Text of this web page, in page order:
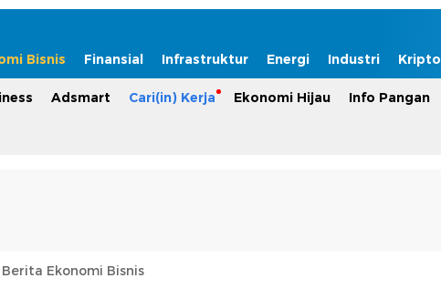
Bisnis Finansial Infrastruktur Energi Industri Kripto
Adsmart Cari(in) Kerja Ekonomi Hijau Info Pangan
Berita Ekonomi Bisnis